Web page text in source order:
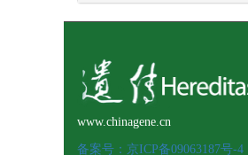
www.chinagene.cn
备案号：京ICP备09063187号-4